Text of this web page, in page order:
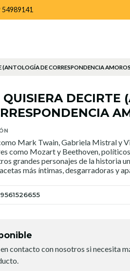
(ANTOLOGÍA DE CORRESPONDENCIA
QUISIERA DECIRTE
Mark Twain, Gabriela Mistral y
como Mozart y Beethoven,
grandes personajes de la historia
más íntimas, desgarradoras y
contacto con nosotros si necesita